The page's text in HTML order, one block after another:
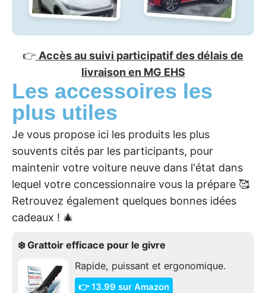
👉 Accès au suivi participatif des délais de
livraison en MG EHS
Les accessoires les
plus utiles
Je vous propose ici les produits les plus
souvents cités par les participants, pour
maintenir votre voiture neuve dans l'état dans
lequel votre concessionnaire vous la prépare 🥰
Retrouvez également quelques bonnes idées
cadeaux ! 🎄
❄️ Grattoir efficace pour le givre
Rapide, puissant et ergonomique.
👉 13.99 sur Amazon